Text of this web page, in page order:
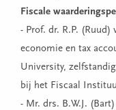
Fiscale
- Prof. dr. R.P.
economie en tax
University,
bij het Fiscaal
- Mr. drs. B.W.J.